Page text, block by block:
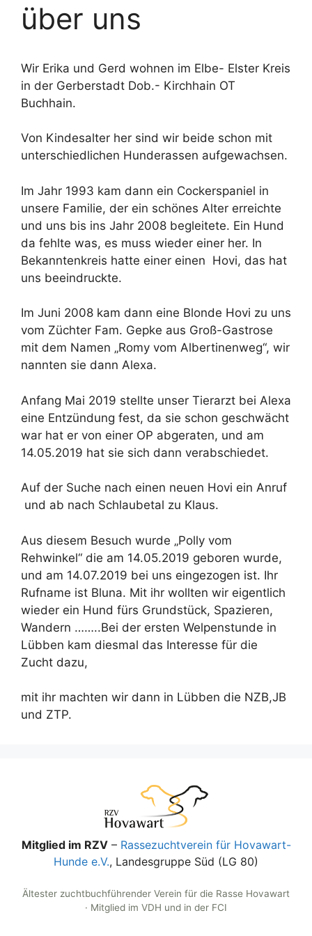
über uns
Wir Erika und Gerd wohnen im Elbe- Elster Kreis
in der Gerberstadt Dob.- Kirchhain OT
Buchhain.
Von Kindesalter her sind wir beide schon mit
unterschiedlichen Hunderassen aufgewachsen.
Im Jahr 1993 kam dann ein Cockerspaniel in
unsere Familie, der ein schönes Alter erreichte
und uns bis ins Jahr 2008 begleitete. Ein Hund
da fehlte was, es muss wieder einer her. In
Bekanntenkreis hatte einer einen Hovi, das hat
uns beeindruckte.
Im Juni 2008 kam dann eine Blonde Hovi zu uns
vom Züchter Fam. Gepke aus Groß-Gastrose
mit dem Namen „Romy vom Albertinenweg“, wir
nannten sie dann Alexa.
Anfang Mai 2019 stellte unser Tierarzt bei Alexa
eine Entzündung fest, da sie schon geschwächt
war hat er von einer OP abgeraten, und am
14.05.2019 hat sie sich dann verabschiedet.
Auf der Suche nach einen neuen Hovi ein Anruf
und ab nach Schlaubetal zu Klaus.
Aus diesem Besuch wurde „Polly vom
Rehwinkel“ die am 14.05.2019 geboren wurde,
und am 14.07.2019 bei uns eingezogen ist. Ihr
Rufname ist Bluna. Mit ihr wollten wir eigentlich
wieder ein Hund fürs Grundstück, Spazieren,
Wandern ……..Bei der ersten Welpenstunde in
Lübben kam diesmal das Interesse für die
Zucht dazu,
mit ihr machten wir dann in Lübben die NZB,JB
und ZTP.
Mitglied im RZV– Rassezuchtverein für Hovawart-
Hunde e.V., Landesgruppe Süd (LG 80)
Ältester zuchtbuchführender Verein für die Rasse Hovawart
· Mitglied im VDH und in der FCI